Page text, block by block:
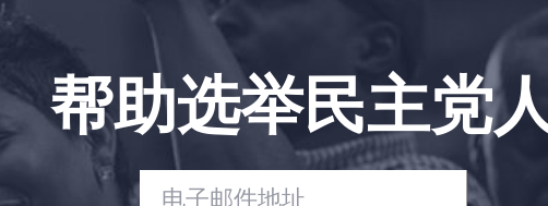
首页
Shop
Take Back the Courts
与我们合作
新闻
帮助选举民主党